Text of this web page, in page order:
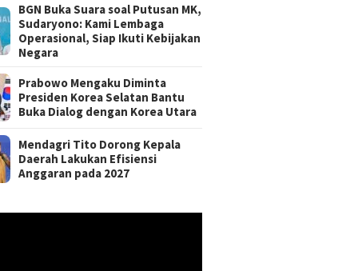
BGN Buka Suara soal Putusan MK,
Sudaryono: Kami Lembaga
Operasional, Siap Ikuti Kebijakan
Negara
Prabowo Mengaku Diminta
Presiden Korea Selatan Bantu
Buka Dialog dengan Korea Utara
Mendagri Tito Dorong Kepala
Daerah Lakukan Efisiensi
Anggaran pada 2027